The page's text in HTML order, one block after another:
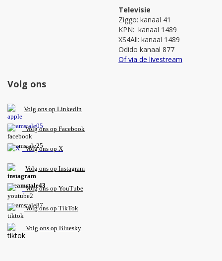
Televisie
Ziggo: kanaal 41
KPN: kanaal 1489
XS4All: kanaal 1489
Odido kanaal 877
Of via de livestream
Volg ons
Volg ons op LinkedIn
Volg ons op Facebook
Volg ons op X
Volg ons op Instagram
Volgons op YouTube
Volg ons op TikTok
Volg ons op Bluesky